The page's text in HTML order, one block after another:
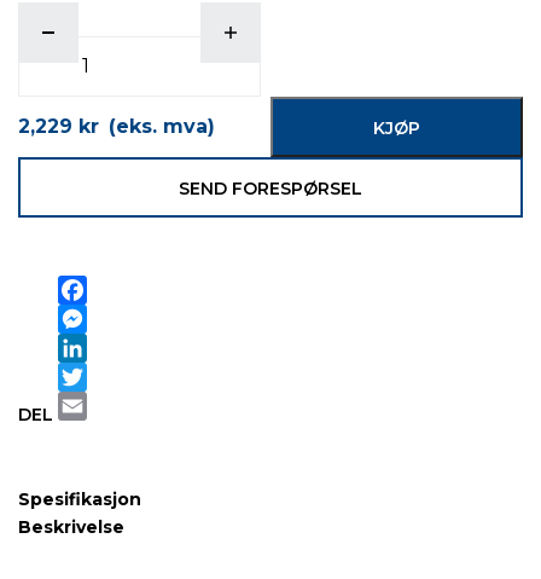
KJØP
2,229 kr (eks. mva)
SEND FORESPØRSEL
DEL
Facebook
Messenger
LinkedIn
Twitter
Spesifikasjon
Beskrivelse